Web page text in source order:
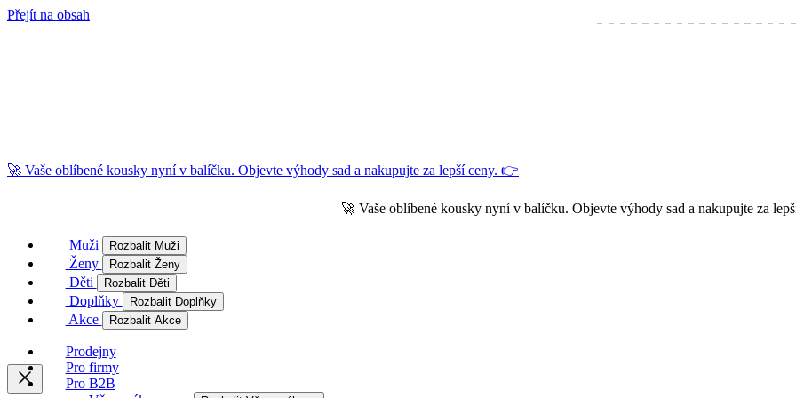
Přejít na obsah
🚀 Vaše oblíbené kousky nyní v balíčku. Objevte výhody sad a nakupujte za lepší ceny. 👉
🚀 Vaše oblíbené kousky nyní v balíčku. Objevte výhody sad a nakupujte za
Muži Rozbalit Muži
Ženy Rozbalit Ženy
Děti Rozbalit Děti
Doplňky Rozbalit Doplňky
Akce Rozbalit Akce
Prodejny
Pro firmy
Pro B2B